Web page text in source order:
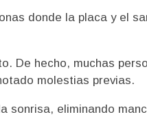
donde la placa y el
De hecho, muchas
molestias previas.
sonrisa, eliminando